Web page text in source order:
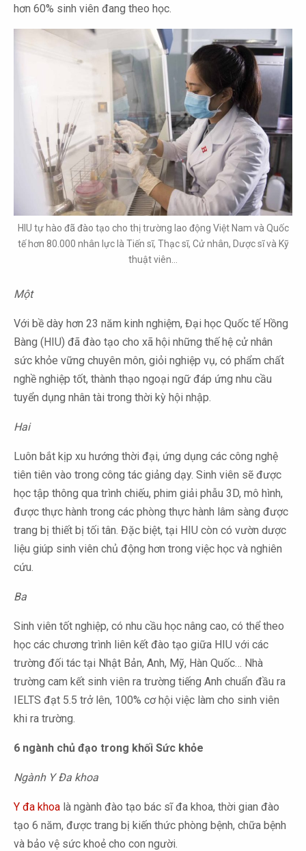
hơn 60% sinh viên đang theo học.
HIU tự hào đã đào tạo cho thị trường lao động Việt Nam và Quốc
tế hơn 80.000 nhân lực là Tiến sĩ, Thạc sĩ, Cử nhân, Dược sĩ và Kỹ
thuật viên…
Một
Với bề dày hơn 23 năm kinh nghiệm, Đại học Quốc tế Hồng
Bàng (HIU) đã đào tạo cho xã hội những thế hệ cử nhân
sức khỏe vững chuyên môn, giỏi nghiệp vụ, có phẩm chất
nghề nghiệp tốt, thành thạo ngoại ngữ đáp ứng nhu cầu
tuyển dụng nhân tài trong thời kỳ hội nhập.
Hai
Luôn bắt kịp xu hướng thời đại, ứng dụng các công nghệ
tiên tiên vào trong công tác giảng dạy. Sinh viên sẽ được
học tập thông qua trình chiếu, phim giải phẫu 3D, mô hình,
được thực hành trong các phòng thực hành lâm sàng được
trang bị thiết bị tối tân. Đặc biệt, tại HIU còn có vườn dược
liệu giúp sinh viên chủ động hơn trong việc học và nghiên
cứu.
Ba
Sinh viên tốt nghiệp, có nhu cầu học nâng cao, có thể theo
học các chương trình liên kết đào tạo giữa HIU với các
trường đối tác tại Nhật Bản, Anh, Mỹ, Hàn Quốc… Nhà
trường cam kết sinh viên ra trường tiếng Anh chuẩn đầu ra
IELTS đạt 5.5 trở lên, 100% cơ hội việc làm cho sinh viên
khi ra trường.
6 ngành chủ đạo trong khối Sức khỏe
Ngành Y Đa khoa
Y đa khoa là ngành đào tạo bác sĩ đa khoa, thời gian đào
tạo 6 năm, được trang bị kiến thức phòng bệnh, chữa bệnh
và bảo vệ sức khoẻ cho con người.